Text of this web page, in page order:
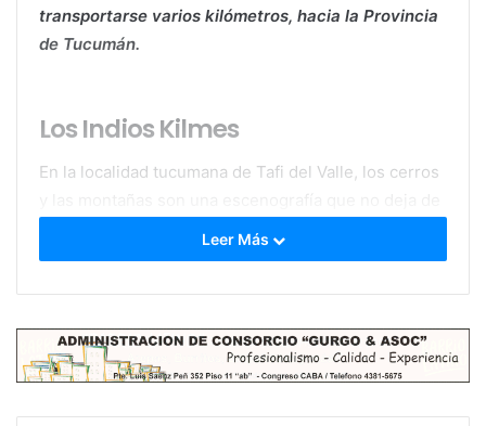
transportarse varios kilómetros, hacia la Provincia
de Tucumán.
Los Indios Kilmes
En la localidad tucumana de Tafi del Valle, los cerros
deslumbrar para quienes la visitan.
ciudad que no dejará ver a ninguno de sus antiguos
habitantes, pero con una historia que vive en los
Leer Más